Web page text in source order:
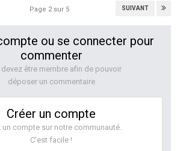
SUIVANT
Page 2 sur 5
ou se connecter pour
commenter
être membre afin de pouvoir
déposer un commentaire
Créer un compte
un compte sur notre communauté.
C’est facile !